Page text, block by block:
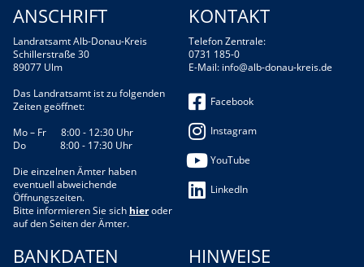
ANSCHRIFT
Landratsamt Alb-Donau-Kreis
Schillerstraße 30
89077 Ulm
Das Landratsamt ist zu folgenden
Zeiten geöffnet:
Mo – Fr 8:00 - 12:30 Uhr
Do 8:00 - 17:30 Uhr
Die einzelnen Ämter haben
eventuell abweichende
Öffnungszeiten.
Bitte informieren Sie sich hieroder
auf den Seiten der Ämter.
KONTAKT
Telefon Zentrale:
0731 185-0
E-Mail: info@alb-donau-kreis.de
Facebook
Instagram
YouTube
LinkedIn
BANKDATEN HINWEISE